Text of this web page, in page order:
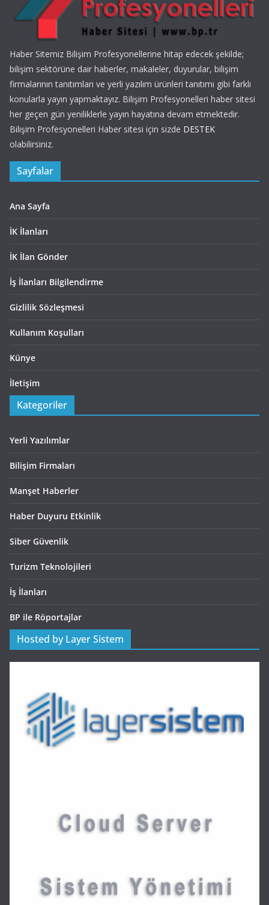
Haber Sitemiz Bilişim Profesyonellerine hitap edecek şekilde;
bilişim sektörüne dair haberler, makaleler, duyurular, bilişim
firmalarının tanıtımları ve yerli yazılım ürünleri tanıtımı gibi farklı
konularla yayın yapmaktayız. Bilişim Profesyonelleri haber sitesi
her geçen gün yeniliklerle yayın hayatına devam etmektedir.
Bilişim Profesyonelleri Haber sitesi için sizde DESTEK
olabilirsiniz.
Sayfalar
Ana Sayfa
İK İlanları
İK İlan Gönder
İş İlanları Bilgilendirme
Gizlilik Sözleşmesi
Kullanım Koşulları
Künye
İletişim
Kategoriler
Yerli Yazılımlar
Bilişim Firmaları
Manşet Haberler
Haber Duyuru Etkinlik
Siber Güvenlik
Turizm Teknolojileri
İş İlanları
BP ile Röportajlar
Hosted by Layer Sistem